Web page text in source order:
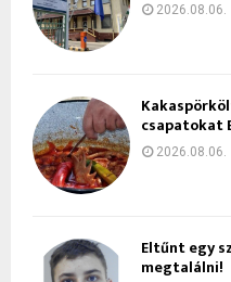
2026.08.06.
csapatokat
2026.08.06.
Eltűnt egy
megtalálni!